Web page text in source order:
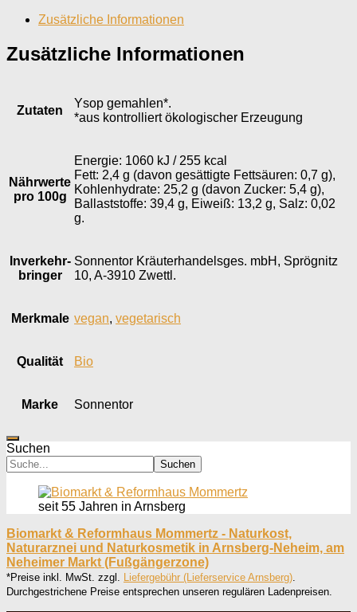
Zusätzliche Informationen
Zusätzliche Informationen
Zutaten
Ysop gemahlen*.
*aus kontrolliert ökologischer Erzeugung
Nährwerte
pro 100g
Energie: 1060 kJ / 255 kcal
Fett: 2,4 g (davon gesättigte Fettsäuren: 0,7 g),
Kohlenhydrate: 25,2 g (davon Zucker: 5,4 g),
Ballaststoffe: 39,4 g, Eiweiß: 13,2 g, Salz: 0,02
g.
Inverkehr­
bringer
Sonnentor Kräuterhandelsges. mbH, Sprögnitz
10, A-3910 Zwettl.
Merkmale vegan, vegetarisch
Qualität Bio
Marke Sonnentor
Suchen
Suchen
seit 55 Jahren in Arnsberg
Biomarkt & Reformhaus Mommertz - Naturkost,
Naturarznei und Naturkosmetik in Arnsberg-Neheim, am
Neheimer Markt (Fußgängerzone)
*Preise inkl. MwSt. zzgl. Liefergebühr (Lieferservice Arnsberg)
Durchgestrichene Preise entsprechen unseren regulären Ladenpreisen.